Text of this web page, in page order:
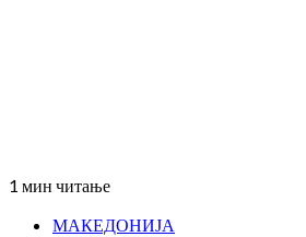
1 мин читање
МАКЕДОНИЈА